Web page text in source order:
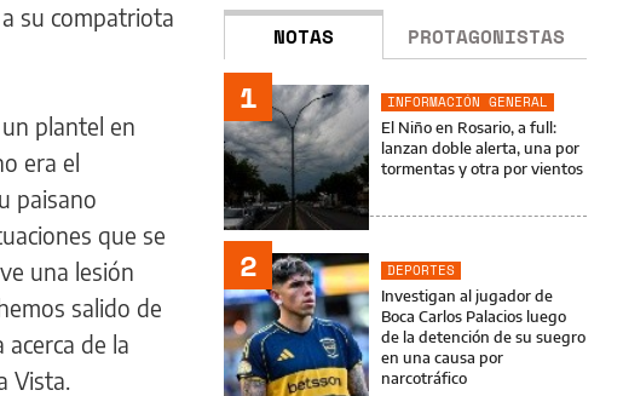
su compatriota
plantel en
era el
paisano
que se
una lesión
salido de
de la
Vista.
NOTAS PROTAGONISTAS
1
INFORMACIÓN GENERAL
El Niño en Rosario, a full:
lanzan doble alerta, una por
tormentas y otra por vientos
2
DEPORTES
Investigan al jugador de
Boca Carlos Palacios luego
de la detención de su suegro
en una causa por
narcotráfico